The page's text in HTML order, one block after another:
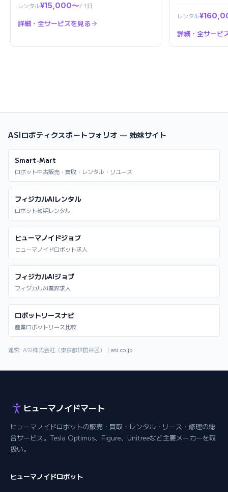
レンタル¥15,000〜/ 1日
詳細・全サービスを見る
レンタル
詳細・全サービ
ASIロボティクスポートフォリオ — 姉妹サイト
Smart-Mart
ロボット中古販売・買取・レンタル・リユース
フィジカルAIレンタル
ロボット短期レンタル
ヒューマノイドジョブ
ヒューマノイドロボット求人
フィジカルAIジョブ
フィジカルAI業界求人
ロボットリースナビ
産業ロボットリース比較
運営: ASI株式会社（東京都世田谷区）｜ asi.co.jp
ヒューマノイドマート
ヒューマノイドロボットの販売・買取・レンタル・リース・修理の総
合サービス。Tesla Optimus、Figure、Unitreeなど主要メーカーを取
扱い。
ヒューマノイドロボット